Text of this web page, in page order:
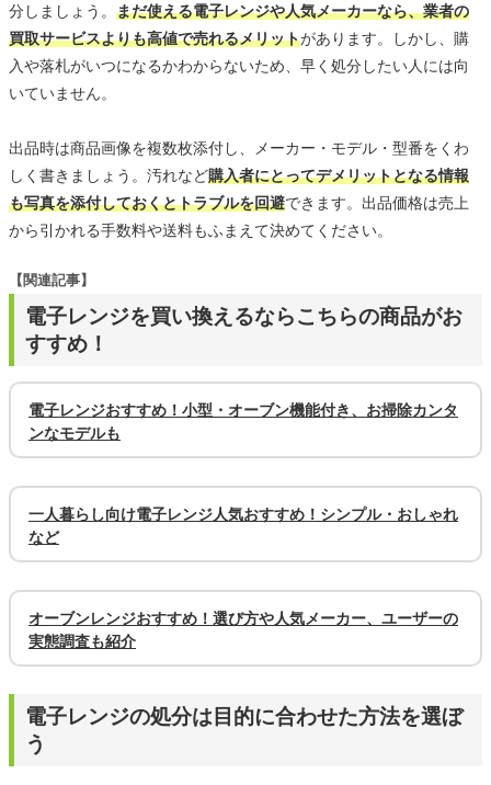
分しましょう。 まだ使える電子レンジや人気メーカーなら、業者の
買取サービスよりも高値で売れるメリットがあります。しかし、購
入や落札がいつになるかわからないため、早く処分したい人には向
いていません。
出品時は商品画像を複数枚添付し、メーカー・モデル・型番をくわ
しく書きましょう。汚れなど購入者にとってデメリットとなる情報
も写真を添付しておくとトラブルを回避できます。出品価格は売上
から引かれる手数料や送料もふまえて決めてください。
電子レンジを買い換えるならこちらの商品がお
すすめ！
【関連記事】
電子レンジおすすめ！小型・オーブン機能付き、お掃除カンタ
ンなモデルも
一人暮らし向け電子レンジ人気おすすめ！シンプル・おしゃれ
など
オーブンレンジおすすめ！選び方や人気メーカー、ユーザーの
実態調査も紹介
電子レンジの処分は目的に合わせた方法を選ぼ
う